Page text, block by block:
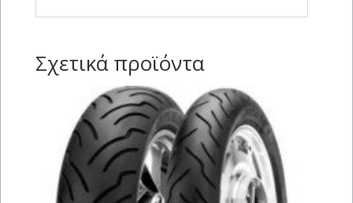
Σχετικά προϊόντα